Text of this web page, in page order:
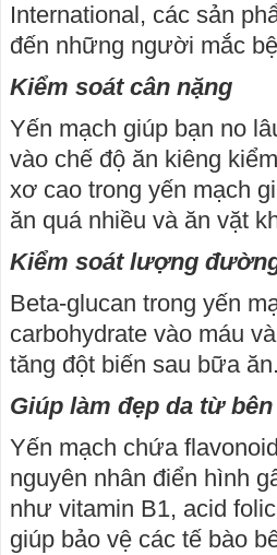
International, các sản
đến những người mắc
Kiểm soát cân nặng
Yến mạch giúp bạn no
vào chế độ ăn kiêng
xơ cao trong yến mạch
ăn quá nhiều và ăn vặt
Kiểm soát lượng
Beta-glucan trong yến
carbohydrate vào máu
tăng đột biến sau bữa ăn.
Giúp làm đẹp da từ
Yến mạch chứa
nguyên nhân điển hình
như vitamin B1, acid
giúp bảo vệ các tế bào